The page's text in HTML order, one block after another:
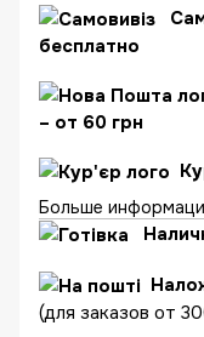
C
бесплатно
– от 60 грн
Больше
(для заказов от